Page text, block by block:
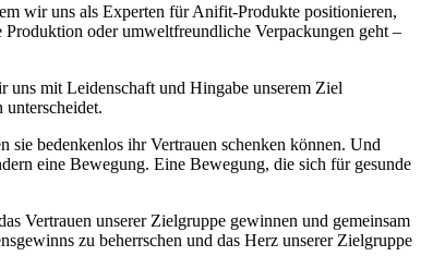
wir uns als Experten für​ Anifit-Produkte positionieren,
Produktion ⁢oder umweltfreundliche Verpackungen geht –
mit Leidenschaft und Hingabe unserem Ziel​
‌bedenkenlos ihr Vertrauen schenken können. Und
eine Bewegung. Eine Bewegung, die sich für gesunde
Vertrauen unserer Zielgruppe gewinnen und⁢ gemeinsam
zu beherrschen und das Herz unserer Zielgruppe